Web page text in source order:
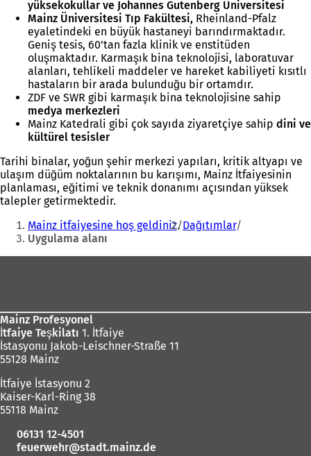
yüksekokullar ve Johannes Gutenberg Üniversitesi
Mainz Üniversitesi Tıp Fakültesi, Rheinland-Pfalz
eyaletindeki en büyük hastaneyi barındırmaktadır.
Geniş tesis, 60'tan fazla klinik ve enstitüden
oluşmaktadır. Karmaşık bina teknolojisi, laboratuvar
alanları, tehlikeli maddeler ve hareket kabiliyeti kısıtlı
hastaların bir arada bulunduğu bir ortamdır.
ZDF ve SWR gibi karmaşık bina teknolojisine sahip
medya merkezleri
Mainz Katedrali gibi çok sayıda ziyaretçiye sahip dini ve
kültürel tesisler
Tarihi binalar, yoğun şehir merkezi yapıları, kritik altyapı ve
ulaşım düğüm noktalarının bu karışımı, Mainz İtfaiyesinin
planlaması, eğitimi ve teknik donanımı açısından yüksek
talepler getirmektedir.
Buradasınız:
Mainz itfaiyesine hoş geldiniz Dağıtımlar
Uygulama alanı
Mainz Profesyonel
İtfaiye Teşkilatı 1. İtfaiye
İstasyonu Jakob-Leischner-Straße 11
55128 Mainz
İtfaiye İstasyonu 2
Kaiser-Karl-Ring 38
55118 Mainz
06131 12-4501
feuerwehr
stadt.mainz de